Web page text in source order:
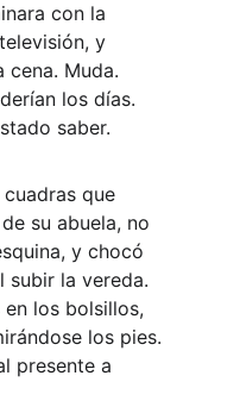
con la
y
cena. Muda.
los días.
saber.
que
su abuela, no
y chocó
subir la vereda.
en los bolsillos,
los pies.
presente a